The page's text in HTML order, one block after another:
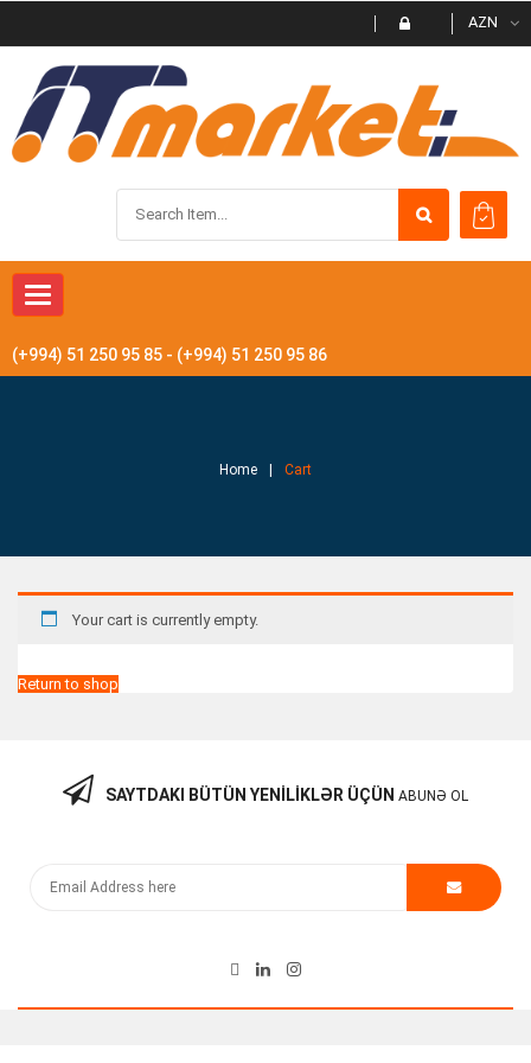
AZN
Toggle navigation
(+994) 51 250 95 85 - (+994) 51 250 95 86
Home Cart
Your cart is currently empty.
Return to shop
SAYTDAKI BÜTÜN YENILIKLƏR ÜÇÜN ABUNƏ OL